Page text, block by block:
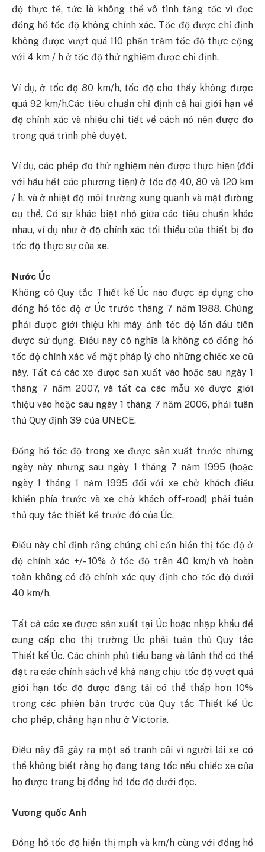
độ thực tế, tức là không thể vô tình tăng tốc vì đọc
đồng hồ tốc độ không chính xác. Tốc độ được chỉ định
không được vượt quá 110 phần trăm tốc độ thực cộng
với 4 km / h ở tốc độ thử nghiệm được chỉ định.
Ví dụ, ở tốc độ 80 km/h, tốc độ cho thấy không được
quá 92 km/h.Các tiêu chuẩn chỉ định cả hai giới hạn về
độ chính xác và nhiều chi tiết về cách nó nên được đo
trong quá trình phê duyệt.
Ví dụ, các phép đo thử nghiệm nên được thực hiện (đối
với hầu hết các phương tiện) ở tốc độ 40, 80 và 120 km
/ h, và ở nhiệt độ môi trường xung quanh và mặt đường
cụ thể. Có sự khác biệt nhỏ giữa các tiêu chuẩn khác
nhau, ví dụ như ở độ chính xác tối thiểu của thiết bị đo
tốc độ thực sự của xe.
Nước Úc
Không có Quy tắc Thiết kế Úc nào được áp dụng cho
đồng hồ tốc độ ở Úc trước tháng 7 năm 1988. Chúng
phải được giới thiệu khi máy ảnh tốc độ lần đầu tiên
được sử dụng. Điều này có nghĩa là không có đồng hồ
tốc độ chính xác về mặt pháp lý cho những chiếc xe cũ
này. Tất cả các xe được sản xuất vào hoặc sau ngày 1
tháng 7 năm 2007, và tất cả các mẫu xe được giới
thiệu vào hoặc sau ngày 1 tháng 7 năm 2006, phải tuân
thủ Quy định 39 của UNECE.
Đồng hồ tốc độ trong xe được sản xuất trước những
ngày này nhưng sau ngày 1 tháng 7 năm 1995 (hoặc
ngày 1 tháng 1 năm 1995 đối với xe chở khách điều
khiển phía trước và xe chở khách off-road) phải tuân
thủ quy tắc thiết kế trước đó của Úc.
Điều này chỉ định rằng chúng chỉ cần hiển thị tốc độ ở
độ chính xác +/- 10% ở tốc độ trên 40 km/h và hoàn
toàn không có độ chính xác quy định cho tốc độ dưới
40 km/h.
Tất cả các xe được sản xuất tại Úc hoặc nhập khẩu để
cung cấp cho thị trường Úc phải tuân thủ Quy tắc
Thiết kế Úc. Các chính phủ tiểu bang và lãnh thổ có thể
đặt ra các chính sách về khả năng chịu tốc độ vượt quá
giới hạn tốc độ được đăng tải có thể thấp hơn 10%
trong các phiên bản trước của Quy tắc Thiết kế Úc
cho phép, chẳng hạn như ở Victoria.
Điều này đã gây ra một số tranh cãi vì người lái xe có
thể không biết rằng họ đang tăng tốc nếu chiếc xe của
họ được trang bị đồng hồ tốc độ dưới đọc.
Vương quốc Anh
Đồng hồ tốc độ hiển thị mph và km/h cùng với đồng hồ